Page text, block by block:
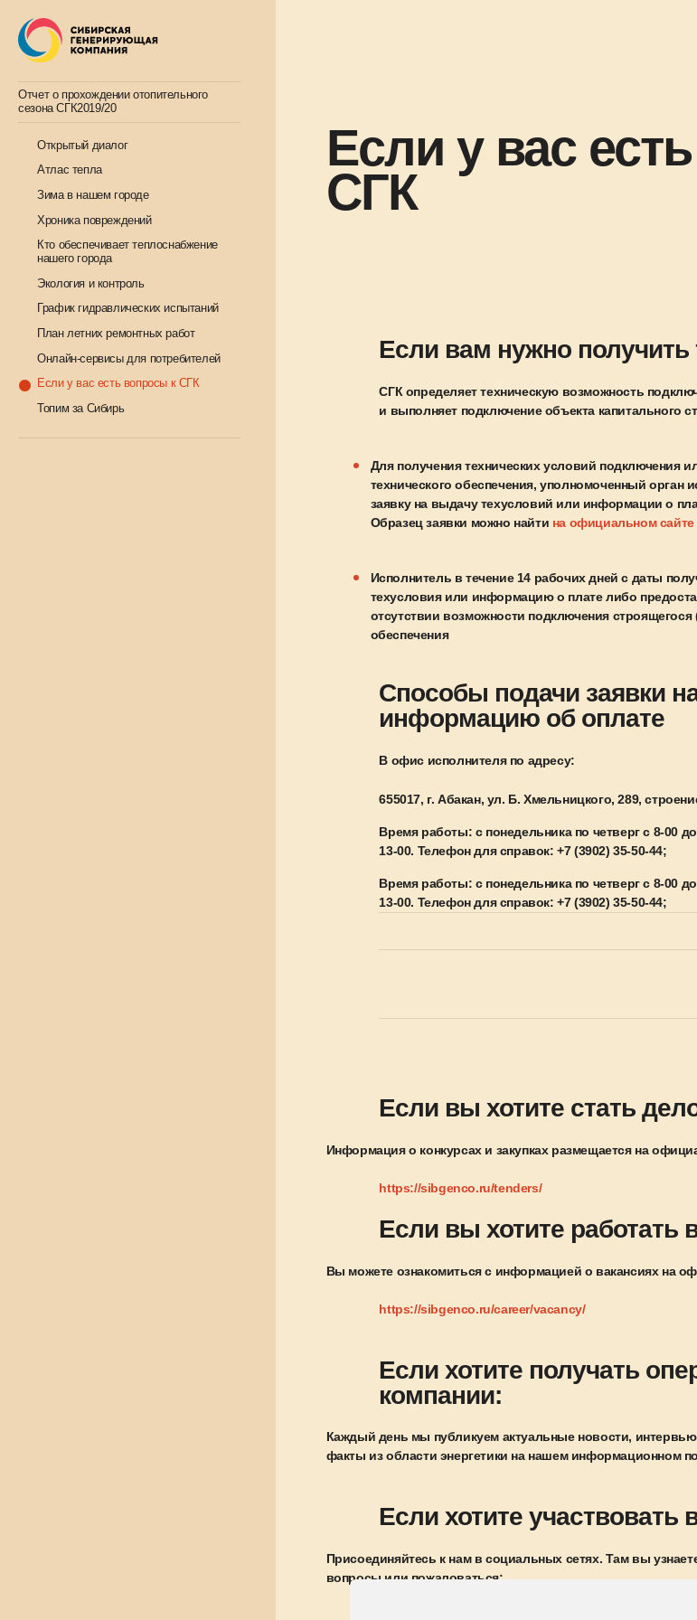
Отчет о прохождении отопительного
сезона СГК2019/20
Открытый диалог
Атлас тепла
Зима в нашем городе
Хроника повреждений
Кто обеспечивает теплоснабжение
нашего города
Экология и контроль
График гидравлических испытаний
План летних ремонтных работ
Онлайн-сервисы для потребителей
Если у вас есть вопросы к СГК
Топим за Сибирь
Если у вас
СГК
Если вам нужно получить
СГК определяет техническую возможность
и выполняет подключение объекта капитального
Для получения технических условий подключения
технического обеспечения, уполномоченный орган
заявку на выдачу техусловий или информации о
Образец заявки можно найти на официальном
Исполнитель в течение 14 рабочих дней с даты
техусловия или информацию о плате либо
отсутствии возможности подключения строящегося
обеспечения
Способы подачи заявки
информацию об оплате
В офис исполнителя по адресу:
655017, г. Абакан, ул. Б. Хмельницкого, 289,
Время работы: с понедельника по четверг с 8-00
13-00. Телефон для справок: +7 (3902) 35-50-44;
Время работы: с понедельника по четверг с 8-00
13-00. Телефон для справок: +7 (3902) 35-50-44;
Если вы хотите стать
Информация о конкурсах и закупках размещается на
https://sibgenco.ru/tenders/
Если вы хотите работать
Вы можете ознакомиться с информацией о вакансиях на
https://sibgenco.ru/career/vacancy/
Если хотите получать
компании:
Каждый день мы публикуем актуальные новости,
факты из области энергетики на нашем информационном
Если хотите участвовать
Присоединяйтесь к нам в социальных сетях. Там вы
вопросы или пожаловаться: